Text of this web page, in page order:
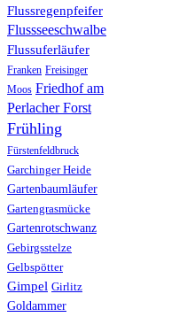
Flussregenpfeifer
Flussseeschwalbe
Flussuferläufer
Franken Freisinger
Moos Friedhof am
Perlacher Forst
Frühling
Fürstenfeldbruck
Garchinger Heide
Gartenbaumläufer
Gartengrasmücke
Gartenrotschwanz
Gebirgsstelze
Gelbspötter
Gimpel Girlitz
Goldammer